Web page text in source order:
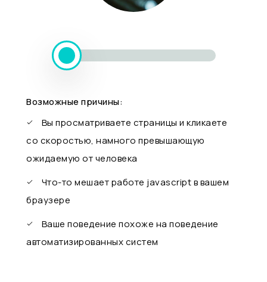
Возможные причины:
Вы просматриваете страницы и кликаете
со скоростью, намного превышающую
ожидаемую от человека
Что-то мешает работе javascript в вашем
браузере
Ваше поведение похоже на поведение
автоматизированных систем